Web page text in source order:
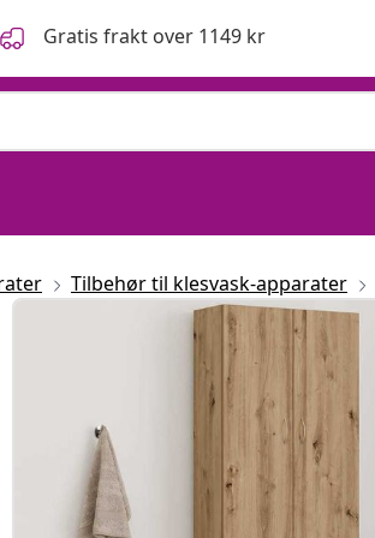
Gratis frakt over 1149 kr
Tilbehør til klesvask-apparater